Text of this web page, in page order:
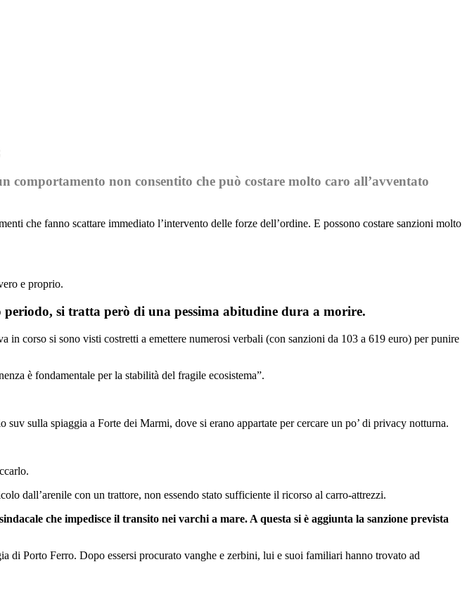
non consentito che può costare molto caro all’avventato
che fanno scattare immediato l’intervento delle forze dell’ordine. E possono costare sanzioni molto
e proprio.
periodo, si tratta però di una pessima abitudine dura a morire.
corso si sono visti costretti a emettere numerosi verbali (con sanzioni da 103 a 619 euro) per punire
è fondamentale per la stabilità del fragile ecosistema”.
sulla spiaggia a Forte dei Marmi, dove si erano appartate per cercare un po’ di privacy notturna.
dall’arenile con un trattore, non essendo stato sufficiente il ricorso al carro-attrezzi.
che impedisce il transito nei varchi a mare. A questa si è aggiunta la sanzione prevista
di Porto Ferro. Dopo essersi procurato vanghe e zerbini, lui e suoi familiari hanno trovato ad